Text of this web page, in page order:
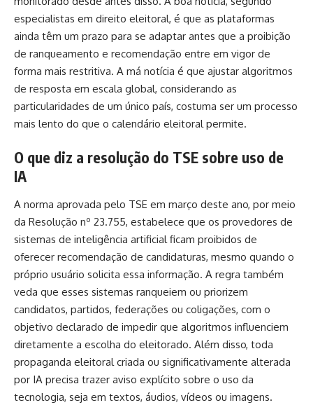
especialistas em direito eleitoral, é que as plataformas
ainda têm um prazo para se adaptar antes que a proibição
de ranqueamento e recomendação entre em vigor de
forma mais restritiva. A má notícia é que ajustar algoritmos
de resposta em escala global, considerando as
particularidades de um único país, costuma ser um processo
mais lento do que o calendário eleitoral permite.
O que diz a resolução do TSE sobre uso de
IA
A norma aprovada pelo TSE em março deste ano, por meio
da Resolução nº 23.755, estabelece que os provedores de
sistemas de inteligência artificial ficam proibidos de
oferecer recomendação de candidaturas, mesmo quando o
próprio usuário solicita essa informação. A regra também
veda que esses sistemas ranqueiem ou priorizem
candidatos, partidos, federações ou coligações, com o
objetivo declarado de impedir que algoritmos influenciem
diretamente a escolha do eleitorado. Além disso, toda
propaganda eleitoral criada ou significativamente alterada
por IA precisa trazer aviso explícito sobre o uso da
tecnologia, seja em textos, áudios, vídeos ou imagens.